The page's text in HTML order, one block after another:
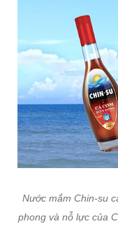
Nước mắm Chin-su
phong và nỗ lực của